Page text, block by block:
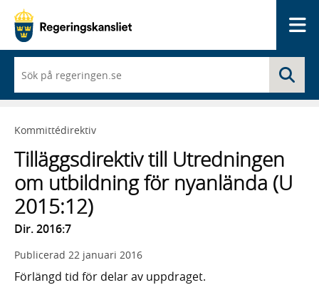
du
börjar
skriva
framträder
lista
med
sökförslag
Kommittédirektiv
Tilläggsdirektiv till Utredningen
om utbildning för nyanlända (U
2015:12)
Dir. 2016:7
Publicerad 22 januari 2016
Förlängd tid för delar av uppdraget.